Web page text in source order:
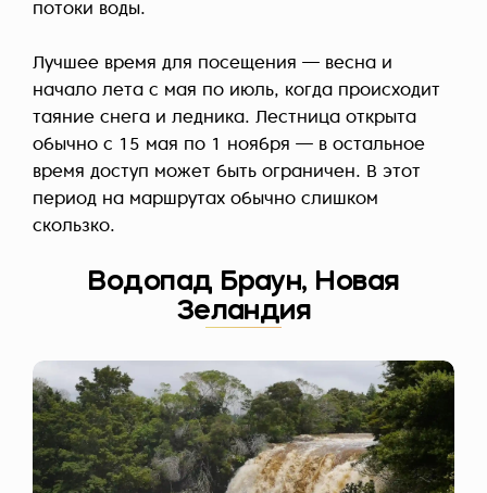
потоки воды.
Лучшее время для посещения — весна и
начало лета с мая по июль, когда происходит
таяние снега и ледника. Лестница открыта
обычно с 15 мая по 1 ноября — в остальное
время доступ может быть ограничен. В этот
период на маршрутах обычно слишком
скользко.
Водопад Браун, Новая
Зеландия